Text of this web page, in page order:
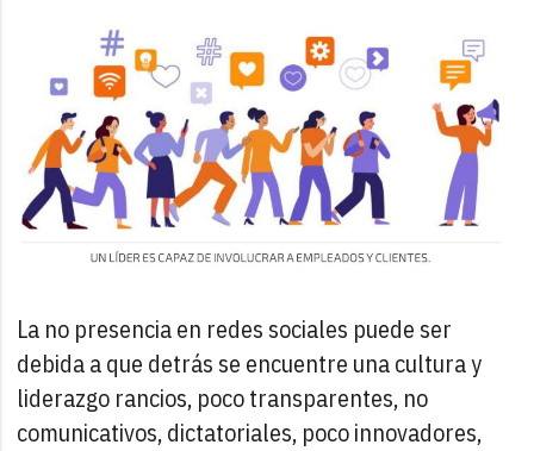
La no presencia en redes sociales puede ser
debida a que detrás se encuentre una cultura y
liderazgo rancios, poco transparentes, no
comunicativos, dictatoriales, poco innovadores,